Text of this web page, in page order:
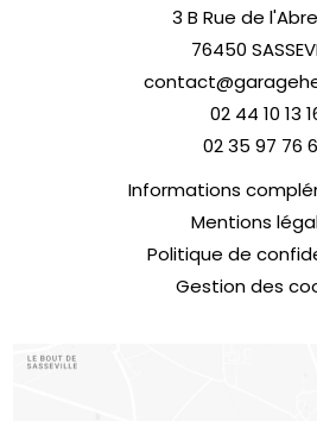
3 B Rue de
76450
02 44 10 13
02 35 97 76
Informations
Mentions
Politique de
Gestion des